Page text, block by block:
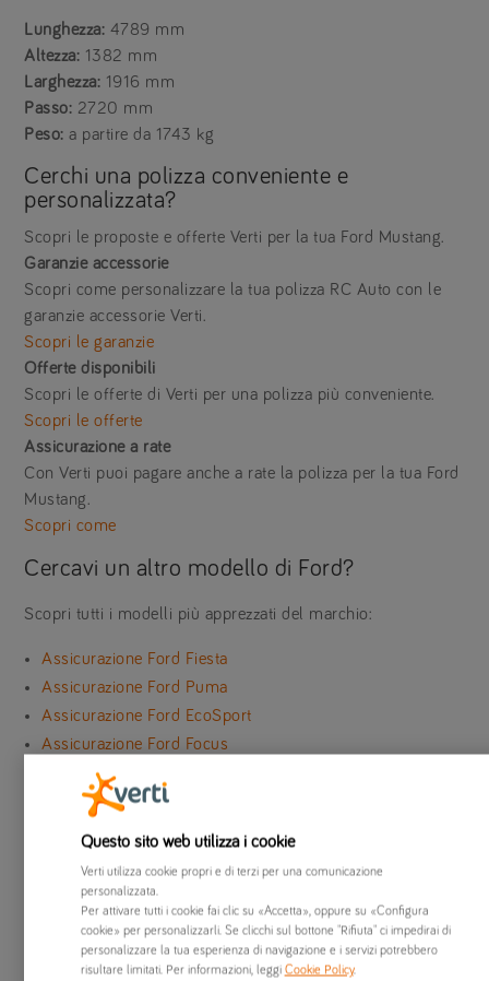
Lunghezza: 4789 mm
Altezza: 1382 mm
Larghezza: 1916 mm
Passo: 2720 mm
Peso: a partire da 1743 kg
Cerchi una polizza conveniente e
personalizzata?
Scopri le proposte e offerte Verti per la tua Ford Mustang.
Garanzie accessorie
Scopri come personalizzare la tua polizza RC Auto con le
garanzie accessorie Verti.
Scopri le garanzie
Offerte disponibili
Scopri le offerte di Verti per una polizza più conveniente.
Scopri le offerte
Assicurazione a rate
Con Verti puoi pagare anche a rate la polizza per la tua Ford
Mustang.
Scopri come
Cercavi un altro modello di Ford?
Scopri tutti i modelli più apprezzati del marchio:
Assicurazione Ford Fiesta
Assicurazione Ford Puma
Assicurazione Ford EcoSport
Assicurazione Ford Focus
Stai cercando un marchio diverso?
Scopri i marchi di auto più famosi e i loro modelli:
Assicurazione Fiat
Assicurazione Audi
Assicurazione Citroën
Assicurazione Jeep
Questo sito web utilizza i cookie
Verti utilizza cookie propri e di terzi per una comunicazione
personalizzata.
Per attivare tutti i cookie fai clic su «Accetta», oppure su «Configura
cookie» per personalizzarli. Se clicchi sul bottone "Rifiuta" ci impedirai di
personalizzare la tua esperienza di navigazione e i servizi potrebbero
risultare limitati. Per informazioni, leggi Cookie Policy.